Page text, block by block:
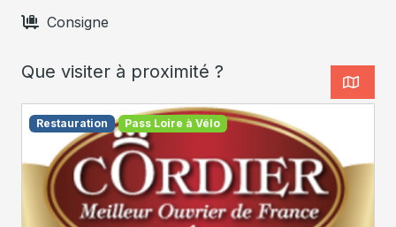
Consigne
Que visiter à proximité ?
Restauration Pass Loire à Vélo